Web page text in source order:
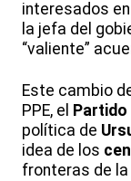
interesados
la jefa del
“valiente”
Este cambio
PPE, el
política de
idea de los
fronteras de la